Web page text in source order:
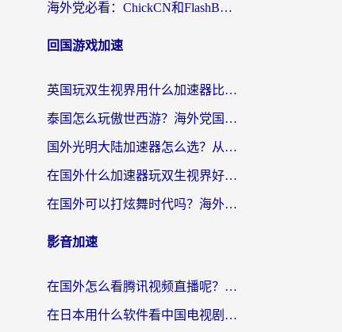
海外党必看：ChickCN和FlashBack好用吗？3招教你选对回国加速器（附云极、HomeCN、斧牛vs艾果对比）
回国游戏加速
英国玩双生视界用什么加速器比较好？海外党亲测有效的国服游戏加速方案
泰国怎么玩傲世西游？海外党国服游戏加速终极攻略（附光明大陆量子特攻实测）
国外光明大陆加速器怎么选？从卡顿到丝滑的终极指南（含德国玩走开外星人墨西哥玩俄罗斯方块技巧）
在国外什么加速器玩双生视界好用？海外党亲测不踩坑的终极指南
在国外可以打炫舞时代吗？海外玩家国服游戏加速全攻略（附实测推荐）
影音加速
在国外怎么看腾讯视频直播呢？留学生亲测有效的回国加速指南
在日本用什么软件看中国电视剧呢？留学生亲测有效的回国加速方案